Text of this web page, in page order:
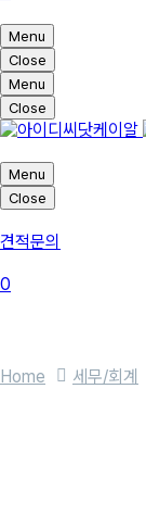
Menu
Close
Menu
Close
Menu
Close
견적문의
0
Home 세무/회계